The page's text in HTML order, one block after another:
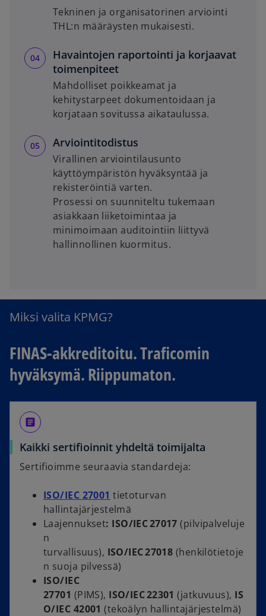
Tekninen ja organisatorinen arviointi
THL:n määräysten mukaisesti.
Havaintojen raportointi ja korjaavat
toimenpiteet
Mahdolliset poikkeamat ja
kehitystarpeet dokumentoidaan ja
korjataan sovitussa aikataulussa.
Arviointitodistus
Virallinen arviointilausunto
käyttöympäristön hyväksyntää ja
rekisteröintiä varten.
Prosessi on suunniteltu tukemaan
asiakkaan liiketoimintaa ja
minimoimaan auditointiin liittyvä
hallinnollinen kuormitus.
Miksi valita KPMG?
FINAS-akkreditoitu. Traficomin
hyväksymä. Riippumaton.
article
Kaikki sertifioinnit yhdeltä toimijalta
Sertifioimme seuraavia standardeja:
ISO/IEC 27001 tietoturvan
hallintajärjestelmä
Laajennukset: ISO/IEC 27017 (pilvipalveluje
n
turvallisuus), ISO/IEC 27018 (henkilötietoje
n suoja pilvessä)
ISO/IEC
27701 (PIMS), ISO/IEC 22301(jatkuvuus), IS
O/IEC 42001 (tekoälyn hallintajärjestelmä)